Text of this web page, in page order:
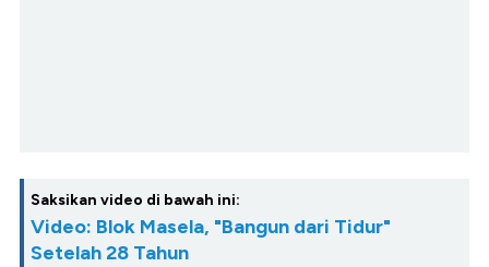
Saksikan video di bawah ini:
Video: Blok Masela, "Bangun dari Tidur"
Setelah 28 Tahun